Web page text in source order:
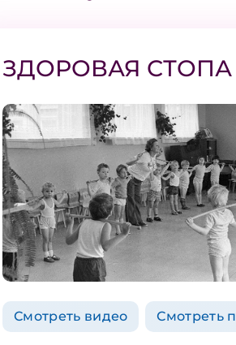
ЗДОРОВАЯ СТОПА
Смотреть видео Смотреть